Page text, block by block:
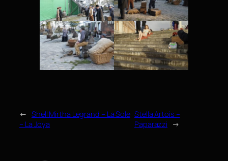
← Shell Mirtha Legrand – La Sole
– La Joya
Stella Artois –
Paparazzi →